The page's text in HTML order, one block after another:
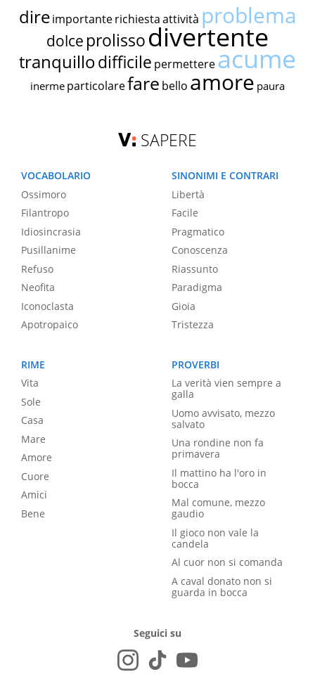
dire importante richiestaattività problema
dolce prolissodivertente
tranquillodifficile permettereacume
inerme particolarefare bello amore paura
SAPERE
VOCABOLARIO
Ossimoro
Filantropo
Idiosincrasia
Pusillanime
Refuso
Neofita
Iconoclasta
Apotropaico
SINONIMI E CONTRARI
Libertà
Facile
Pragmatico
Conoscenza
Riassunto
Paradigma
Gioia
Tristezza
RIME
Vita
Sole
Casa
Mare
Amore
Cuore
Amici
Bene
PROVERBI
La verità vien sempre a
galla
Uomo avvisato, mezzo
salvato
Una rondine non fa
primavera
Il mattino ha l'oro in
bocca
Mal comune, mezzo
gaudio
Il gioco non vale la
candela
Al cuor non si comanda
A caval donato non si
guarda in bocca
Seguici su